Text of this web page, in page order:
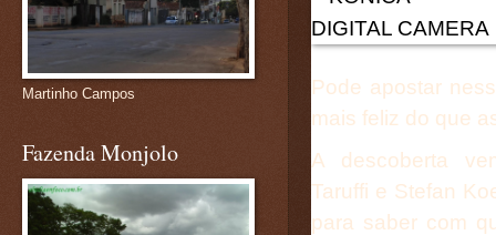
Pode apostar
mais feliz do que
A descoberta
Taruffi e Stefan
para saber com
Martinho Campos
Fazenda Monjolo